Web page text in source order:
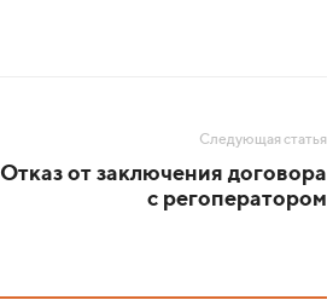
Следующая статья
Отказ от заключения договора
с регоператором